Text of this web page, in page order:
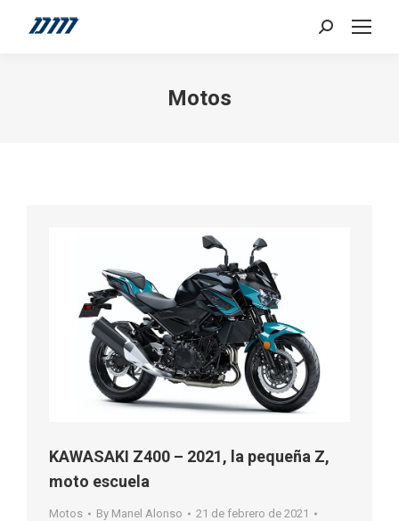
Search:
Motos
KAWASAKI Z400 – 2021, la pequeña Z,
moto escuela
Motos By Manel Alonso
21 de febrero de 2021